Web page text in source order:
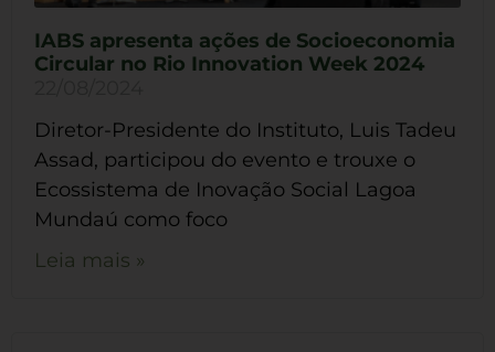
IABS apresenta ações de Socioeconomia
Circular no Rio Innovation Week 2024
Diretor-Presidente do Instituto, Luis Tadeu
Assad, participou do evento e trouxe o
Ecossistema de Inovação Social Lagoa
Mundaú como foco
Leia mais »